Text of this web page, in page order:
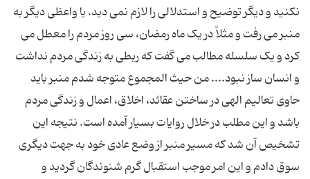
نکنيد و ديگر توضيح و استدلالى را لازم نمى ديد. يا واعظى ديگر به
منبر مى رفت و مثلاً در يک ماه رمضان، سى روز مردم را معطل مى
کرد و يک سلسله مطالب مى گفت که ربطى به زندگى مردم نداشت
و انسان ساز نبود.... من حيث المجموع متوجه شدم منبر بايد
حاوى تعاليم الهى در ساختن عقائد، اخلاق، اعمال و زندگى مردم
باشد و اين مطلب در خلال روايات بسيار آمده است. نتيجه اين
تشخيص آن شد که مسير منبر از وضع عادى خود به جهت ديگرى
سوق دادم و اين امر موجب استقبال گرم شنوندگان گرديد و